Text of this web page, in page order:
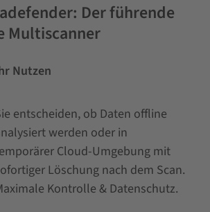
Der führende
Multiscanner
Nutzen
entscheiden, ob Daten offline
werden oder in
Cloud-Umgebung mit
Löschung nach dem Scan.
Kontrolle & Datenschutz.